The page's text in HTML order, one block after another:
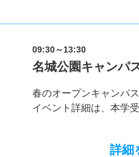
09:30～13:30
名城公園キャンパ
春のオープンキャンパス
イベント詳細は、本学
詳細